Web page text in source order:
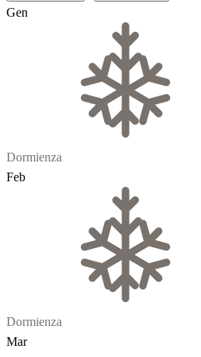
Gen
Dormienza
Feb
Dormienza
Mar